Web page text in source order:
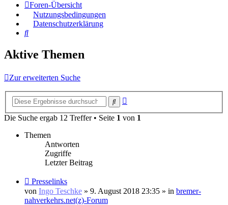
Foren-Übersicht
Nutzungsbedingungen
Datenschutzerklärung
Suche
Aktive Themen
Zur erweiterten Suche
Suche
Die Suche ergab 12 Treffer • Seite 1 von 1
Themen
Antworten
Zugriffe
Letzter Beitrag
Neuer
Beitrag
Presselinks
von Ingo Teschke » 9. August 2018 23:35 » in bremer-
nahverkehrs.net(z)-Forum